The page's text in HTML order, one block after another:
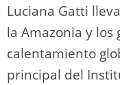
Luciana Gatti
la Amazonia y los
calentamiento
principal del